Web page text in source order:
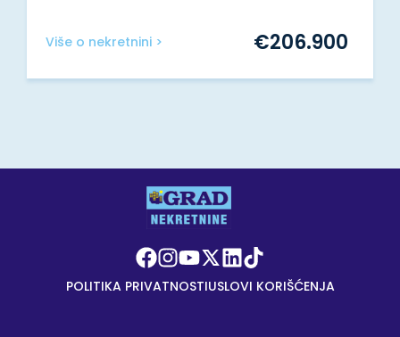
Više o nekretnini > €206.900
POLITIKA PRIVATNOSTIUSLOVI KORIŠĆENJA